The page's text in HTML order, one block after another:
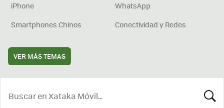
iPhone
WhatsApp
Smartphones Chinos
Conectividad y Redes
VER MÁS TEMAS